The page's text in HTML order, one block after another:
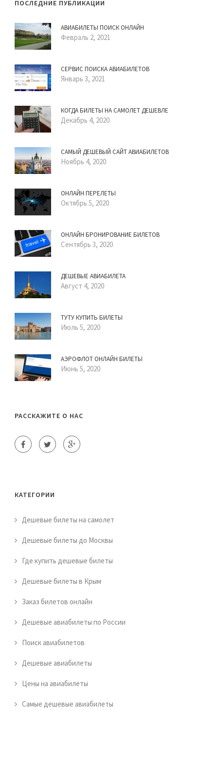
ПОСЛЕДНИЕ ПУБЛИКАЦИИ
АВИАБИЛЕТЫ ПОИСК ОНЛАЙН
Февраль 2, 2021
СЕРВИС ПОИСКА АВИАБИЛЕТОВ
Январь 3, 2021
КОГДА БИЛЕТЫ НА САМОЛЕТ ДЕШЕВЛЕ
Декабрь 4, 2020
САМЫЙ ДЕШЕВЫЙ САЙТ АВИАБИЛЕТОВ
Ноябрь 4, 2020
ОНЛАЙН ПЕРЕЛЕТЫ
Октябрь 5, 2020
ОНЛАЙН БРОНИРОВАНИЕ БИЛЕТОВ
Сентябрь 3, 2020
ДЕШЕВЫЕ АВИАБИЛЕТА
Август 4, 2020
ТУТУ КУПИТЬ БИЛЕТЫ
Июль 5, 2020
АЭРОФЛОТ ОНЛАЙН БИЛЕТЫ
Июнь 5, 2020
РАССКАЖИТЕ О НАС
КАТЕГОРИИ
Дешевые билеты на самолет
Дешевые билеты до Москвы
Где купить дешевые билеты
Дешевые билеты в Крым
Заказ билетов онлайн
Дешевые авиабилеты по России
Поиск авиабилетов
Дешевые авиабилеты
Цены на авиабилеты
Самые дешевые авиабилеты